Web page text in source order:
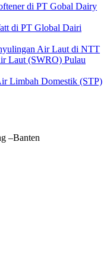
di PT Gobal Dairy
di PT Global Dairi
Air Laut di NTT
Laut (SWRO) Pulau
Limbah Domestik (STP)
–Banten